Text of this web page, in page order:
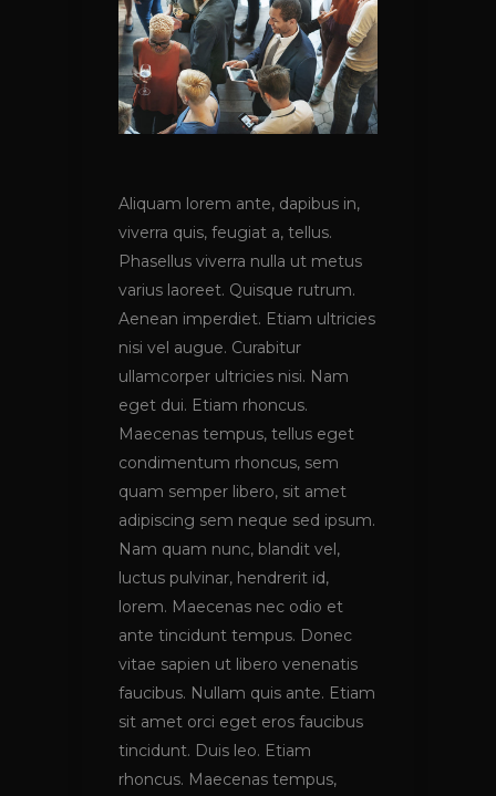
Aliquam lorem ante, dapibus in,
viverra quis, feugiat a, tellus.
Phasellus viverra nulla ut metus
varius laoreet. Quisque rutrum.
Aenean imperdiet. Etiam ultricies
nisi vel augue. Curabitur
ullamcorper ultricies nisi. Nam
eget dui. Etiam rhoncus.
Maecenas tempus, tellus eget
condimentum rhoncus, sem
quam semper libero, sit amet
adipiscing sem neque sed ipsum.
Nam quam nunc, blandit vel,
luctus pulvinar, hendrerit id,
lorem. Maecenas nec odio et
ante tincidunt tempus. Donec
vitae sapien ut libero venenatis
faucibus. Nullam quis ante. Etiam
sit amet orci eget eros faucibus
tincidunt. Duis leo. Etiam
rhoncus. Maecenas tempus,